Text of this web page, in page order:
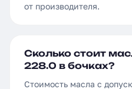
от производителя.
Сколько стоит
228.0 в бочках?
Стоимость масла с